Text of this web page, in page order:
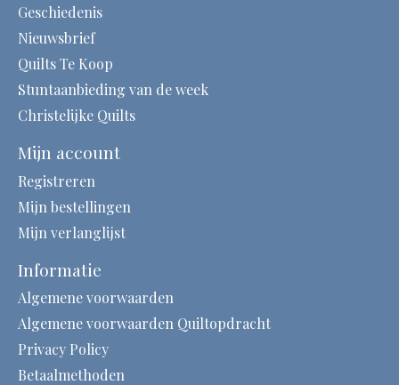
Geschiedenis
Nieuwsbrief
Quilts Te Koop
Stuntaanbieding van de week
Christelijke Quilts
Mijn account
Registreren
Mijn bestellingen
Mijn verlanglijst
Informatie
Algemene voorwaarden
Algemene voorwaarden Quiltopdracht
Privacy Policy
Betaalmethoden